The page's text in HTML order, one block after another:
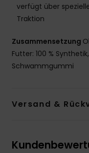
verfügt über
Traktion
Zusammensetzung
Futter: 100 %
Schwammgummi
Versand &